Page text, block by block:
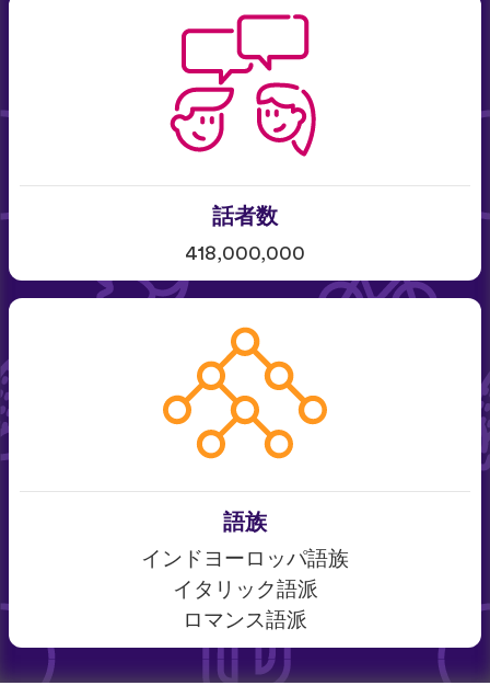
話者数
418,000,000
語族
インドヨーロッパ語族
イタリック語派
ロマンス語派